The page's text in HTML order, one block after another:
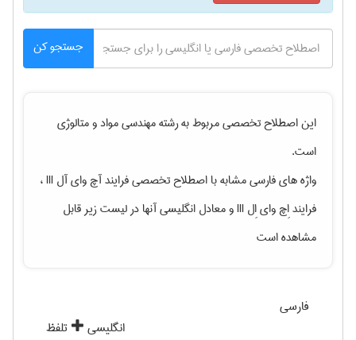
جستجو کن
این اصطلاح تخصصی مربوط به رشتهمهندسی مواد و متالوژی
است.
واژه های فارسی مشابه با اصطلاح تخصصی
فرایند آچ وای آل III ،
فرایند اِچ وای اِل III
و معادل انگلیسی آنها در لیست زیر قابل
مشاهده است
فارسی
انگلیسی
تلفظ